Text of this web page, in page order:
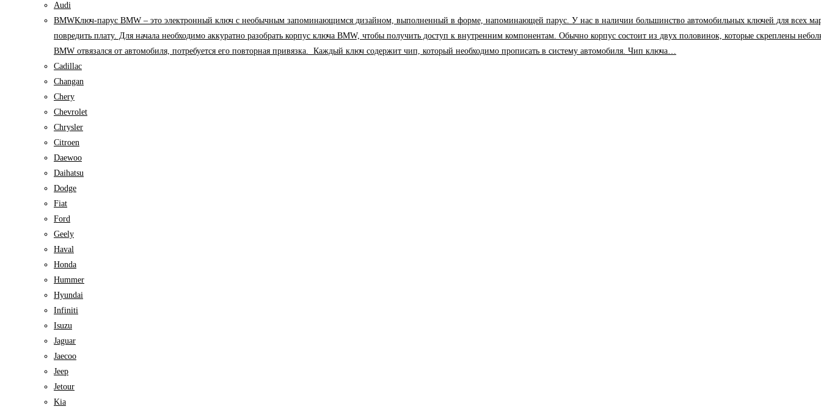
Audi
BMWКлюч-парус BMW – это электронный ключ с необычным запоминающимся дизайном, выполненный в форме, напоминающей парус. У нас в наличии большинство автомобильных ключей для всех
повредить плату. Для начала необходимо аккуратно разобрать корпус ключа BMW, чтобы получить доступ к внутренним компонентам. Обычно корпус состоит из двух половинок, которые
BMW отвязался от автомобиля, потребуется его повторная привязка. Каждый ключ содержит чип, который необходимо прописать в систему автомобиля. Чип ключа…
Cadillac
Changan
Chery
Chevrolet
Chrysler
Citroen
Daewoo
Daihatsu
Dodge
Fiat
Ford
Geely
Haval
Honda
Hummer
Hyundai
Infiniti
Isuzu
Jaguar
Jaecoo
Jeep
Jetour
Kia